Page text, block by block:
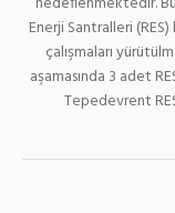
Enerji Santralleri
çalışmaları
aşamasında 3 adet
Tepedevrent